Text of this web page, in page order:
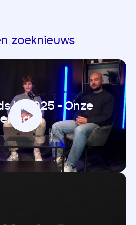
zoeknieuws
in 2025 - Onze